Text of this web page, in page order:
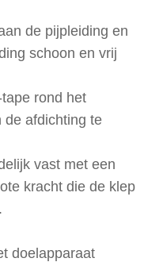
de pijpleiding en
schoon en vrij
rond het
de afdichting te
vast met een
kracht die de klep
doelapparaat